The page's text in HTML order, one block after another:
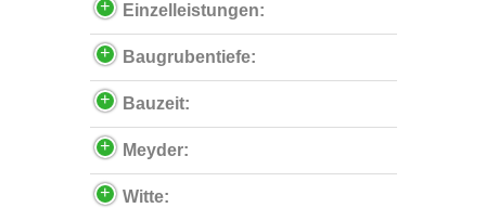
Einzelleistungen:
Baugrubentiefe:
Bauzeit:
Meyder:
Witte: